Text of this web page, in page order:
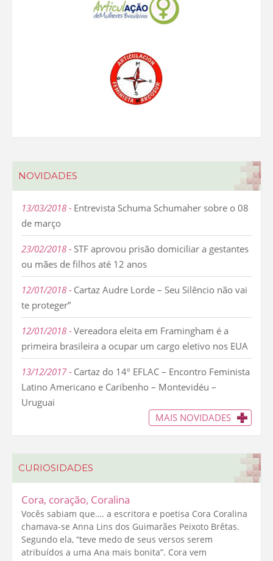
NOVIDADES
13/03/2018
Entrevista Schuma Schumaher sobre o 08
de março
23/02/2018
STF aprovou prisão domiciliar a gestantes
ou mães de filhos até 12 anos
12/01/2018
Cartaz Audre Lorde – Seu Silêncio não vai
te proteger”
12/01/2018 Vereadora eleita em Framingham é a
primeira brasileira a ocupar um cargo eletivo nos EUA
13/12/2017
Cartaz do 14º EFLAC – Encontro Feminista
Latino Americano e Caribenho – Montevidéu –
Uruguai
MAIS NOVIDADES
CURIOSIDADES
Cora, coração, Coralina
Vocês sabiam que…. a escritora e poetisa Cora Coralina
chamava-se Anna Lins dos Guimarães Peixoto Brêtas.
Segundo ela, “teve medo de seus versos serem
atribuídos a uma Ana mais bonita”. Cora vem